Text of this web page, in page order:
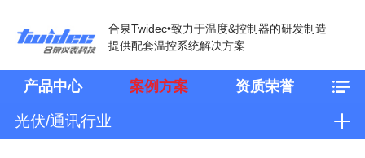
合泉Twidec•致力于温度&控制器的研发制造
提供配套温控系统解决方案
产品中心 案例方案 资质荣誉
光伏/通讯行业